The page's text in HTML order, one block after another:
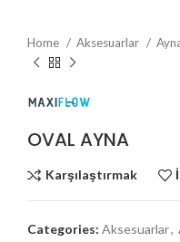
Home Aksesuarlar
OVAL AYNA
Karşılaştırmak
Categories: Aksesuarlar,